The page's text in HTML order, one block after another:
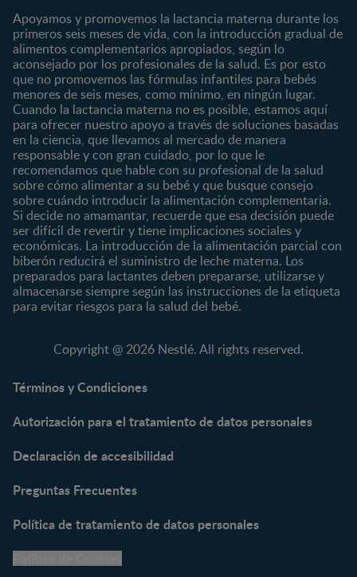
¿Quiénes somos?
Marcas y productos
Nuestros Productos
Nuestras Marcas
Embarazo
Posparto
0 a 4 meses
4 a 6 meses
6 a 8 meses
8 a 12 meses
12 a 24 meses
Desde 2 años
Preescolar
Escolar
Nutrición
Salud
Maternidad
Paternidad
Vida en familia
Marcas
CERELAC®
GERBER®
KLIM®
NAN® 3
NAN® Optipro® 3
NAN® Supreme 3
NESTUM®
NESCARE®
Productos
Cereales Infantiles
Compotas y galletas
Fórmulas Infantiles
Herramientas
Apoyamos y promovemos la lactancia materna durante los
primeros seis meses de vida, con la introducción gradual de
alimentos complementarios apropiados, según lo
aconsejado por los profesionales de la salud. Es por esto
que no promovemos las fórmulas infantiles para bebés
menores de seis meses, como mínimo, en ningún lugar.
Cuando la lactancia materna no es posible, estamos aquí
para ofrecer nuestro apoyo a través de soluciones basadas
en la ciencia, que llevamos al mercado de manera
responsable y con gran cuidado, por lo que le
recomendamos que hable con su profesional de la salud
sobre cómo alimentar a su bebé y que busque consejo
sobre cuándo introducir la alimentación complementaria.
Si decide no amamantar, recuerde que esa decisión puede
ser difícil de revertir y tiene implicaciones sociales y
económicas. La introducción de la alimentación parcial con
biberón reducirá el suministro de leche materna. Los
preparados para lactantes deben prepararse, utilizarse y
almacenarse siempre según las instrucciones de la etiqueta
para evitar riesgos para la salud del bebé.
Copyright @ 2026 Nestlé. All rights reserved.
Términos y Condiciones
Autorización para el tratamiento de datos personales
Declaración de accesibilidad
Preguntas Frecuentes
Política de tratamiento de datos personales